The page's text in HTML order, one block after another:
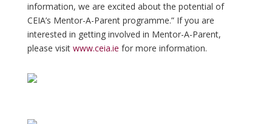
information, we are excited about the potential of
CEIA’s Mentor-A-Parent programme.” If you are
interested in getting involved in Mentor-A-Parent,
please visit www.ceia.ie for more information.